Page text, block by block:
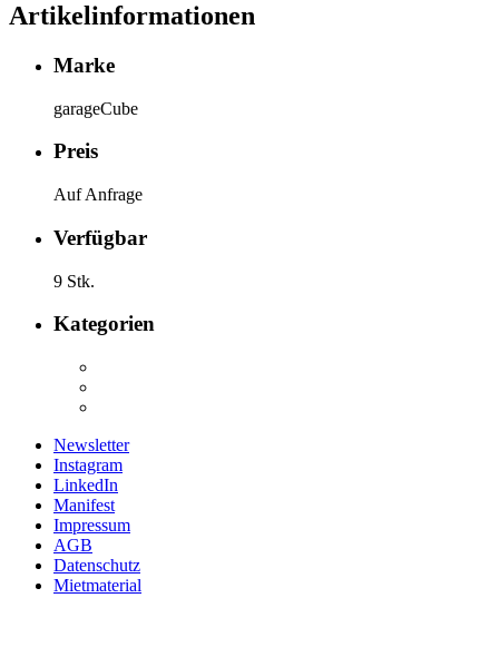
Artikelinformationen
Marke
garageCube
Preis
Auf Anfrage
Verfügbar
9 Stk.
Kategorien
Newsletter
Instagram
LinkedIn
Manifest
Impressum
AGB
Datenschutz
Mietmaterial